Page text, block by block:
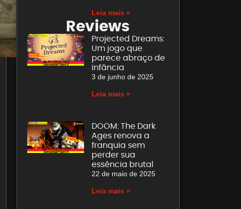
Leia mais »
Reviews
Projected Dreams:
Um jogo que
parece abraço de
infância
3 de junho de 2025
Leia mais »
DOOM: The Dark
Ages renova a
franquia sem
perder sua
essência brutal
22 de maio de 2025
Leia mais »